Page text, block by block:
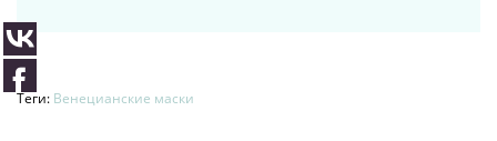
Теги: Венецианские маски